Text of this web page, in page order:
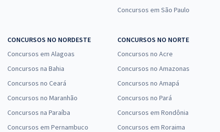
Concursos em São Paulo
CONCURSOS NO NORDESTE
Concursos em Alagoas
Concursos na Bahia
Concursos no Ceará
Concursos no Maranhão
Concursos na Paraíba
Concursos em Pernambuco
CONCURSOS NO NORTE
Concursos no Acre
Concursos no Amazonas
Concursos no Amapá
Concursos no Pará
Concursos em Rondônia
Concursos em Roraima